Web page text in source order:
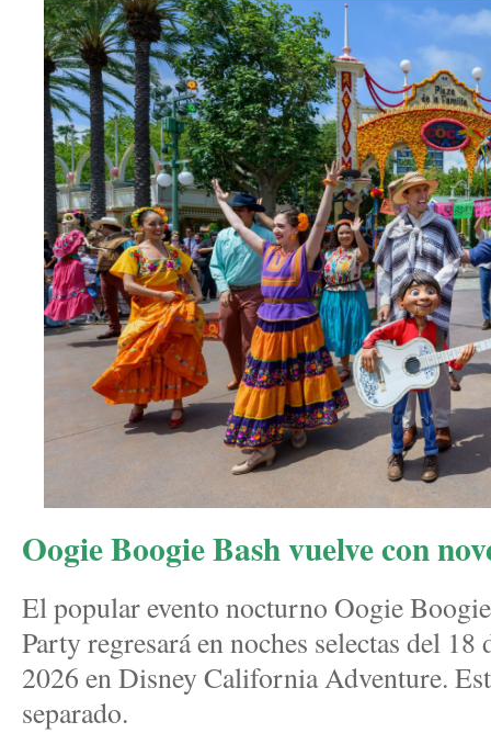
Oogie Boogie Bash vuelve con
El popular evento nocturno Oogie
Party regresará en noches selectas del
2026 en Disney California Adventure.
separado.